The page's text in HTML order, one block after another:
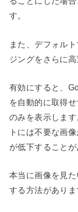
す。
また、デフォル
ジングをさらに
有効にすると、
を自動的に取得
のみを表示しま
トには不要な画
が低下することが
本当に画像を見
する方法がありま